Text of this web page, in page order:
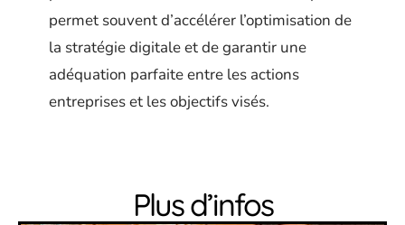
permet souvent d’accélérer l’optimisation de
la stratégie digitale et de garantir une
adéquation parfaite entre les actions
entreprises et les objectifs visés.
Plus d’infos